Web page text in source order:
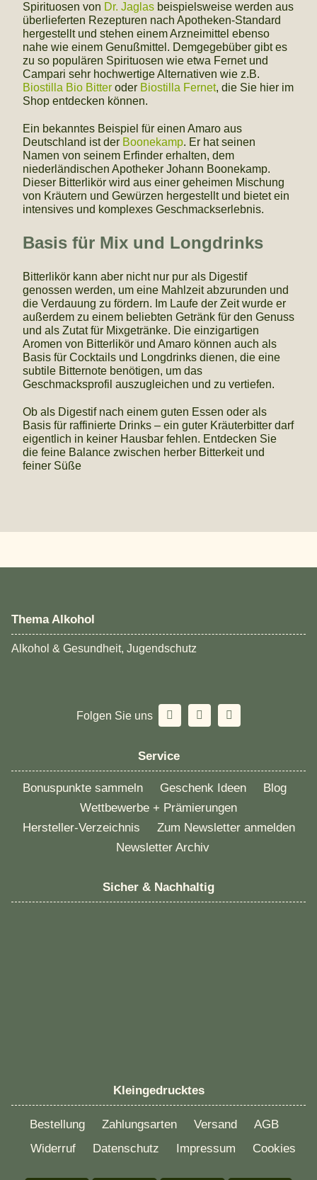
Spirituosen von Dr. Jaglasbeispielsweise werden aus
überlieferten Rezepturen nach Apotheken-Standard
hergestellt und stehen einem Arzneimittel ebenso
nahe wie einem Genußmittel. Demgegebüber gibt es
zu so populären Spirituosen wie etwa Fernet und
Campari sehr hochwertige Alternativen wie z.B.
Biostilla Bio Bitteroder Biostilla Fernet, die Sie hier im
Shop entdecken können.
Ein bekanntes Beispiel für einen Amaro aus
Deutschland ist der Boonekamp. Er hat seinen
Namen von seinem Erfinder erhalten, dem
niederländischen Apotheker Johann Boonekamp.
Dieser Bitterlikör wird aus einer geheimen Mischung
von Kräutern und Gewürzen hergestellt und bietet ein
intensives und komplexes Geschmackserlebnis.
Basis für Mix und Longdrinks
Bitterlikör kann aber nicht nur pur als Digestif
genossen werden, um eine Mahlzeit abzurunden und
die Verdauung zu fördern. Im Laufe der Zeit wurde er
außerdem zu einem beliebten Getränk für den Genuss
und als Zutat für Mixgetränke. Die einzigartigen
Aromen von Bitterlikör und Amaro können auch als
Basis für Cocktails und Longdrinks dienen, die eine
subtile Bitternote benötigen, um das
Geschmacksprofil auszugleichen und zu vertiefen.
Ob als Digestif nach einem guten Essen oder als
Basis für raffinierte Drinks – ein guter Kräuterbitter darf
eigentlich in keiner Hausbar fehlen. Entdecken Sie
die feine Balance zwischen herber Bitterkeit und
feiner Süße
Thema Alkohol
Alkohol & Gesundheit, Jugendschutz
Folgen Sie uns
Service
Bonuspunkte sammeln Geschenk Ideen
Blog
Wettbewerbe + Prämierungen
Hersteller-Verzeichnis
Zum Newsletter anmelden
Newsletter Archiv
Sicher & Nachhaltig
Kleingedrucktes
Bestellung Zahlungsarten Versand
AGB
Widerruf
Datenschutz Impressum Cookies